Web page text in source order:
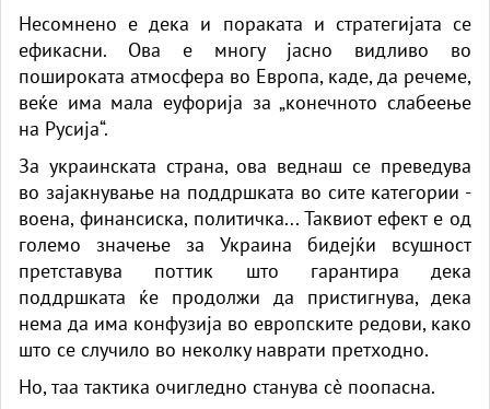
Несомнено е дека и пораката и стратегијата се
ефикасни. Ова е многу јасно видливо во
пошироката атмосфера во Европа, каде, да речеме,
веќе има мала еуфорија за „конечното слабеење
на Русија“.
За украинската страна, ова веднаш се преведува
во зајакнување на поддршката во сите категории -
воена, финансиска, политичка... Таквиот ефект е од
големо значење за Украина бидејќи всушност
претставува поттик што гарантира дека
поддршката ќе продолжи да пристигнува, дека
нема да има конфузија во европските редови, како
што се случило во неколку наврати претходно.
Но, таа тактика очигледно станува сè поопасна.